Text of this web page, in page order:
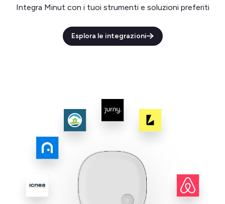
Integra Minut con i tuoi strumenti e soluzioni preferiti
Esplora le integrazioni